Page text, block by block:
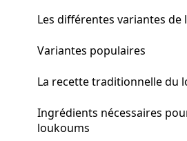
Les différentes variantes de
Variantes populaires
La recette traditionnelle du
Ingrédients nécessaires
loukoums